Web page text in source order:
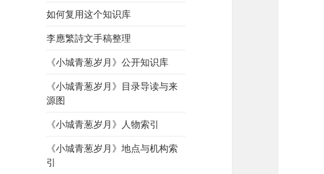
如何复用这个知识库
李應繁詩文手稿整理
《小城青葱岁月》公开知识库
《小城青葱岁月》目录导读与来
源图
《小城青葱岁月》人物索引
《小城青葱岁月》地点与机构索
引